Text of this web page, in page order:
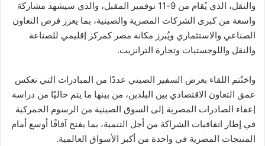
والنقل، الذي يُقام من 9-11 نوفمبر المقبل، والذي سيشهد مشاركة
واسعة من كبرى الشركات المصرية والصينية، بما يعزز فرص التعاون
الصناعي والاستثماري ويُبرز مكانة مصر كمركز إقليمي للصناعة
والنقل واللوجستيات وتجارة الترانزيت.
واختُتم اللقاء بعرض السفير الصيني عددًا من المبادرات التي تعكس
عمق التعاون الاقتصادي بين البلدين، من بينها ما يتم حاليًا من دراسة
إعفاء الصادرات المصرية إلى السوق الصينية من الرسوم الجمركية
في إطار اتفاقيات الشراكة من أجل التنمية، بما يفتح آفاقًا أوسع أمام
المنتجات المصرية في واحدة من أكبر الأسواق العالمية.